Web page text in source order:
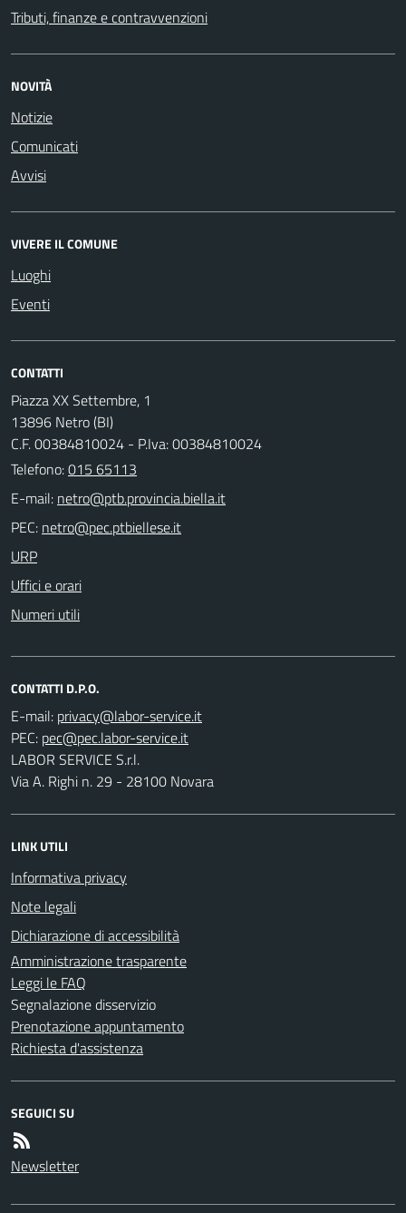
Tributi, finanze e contravvenzioni
NOVITÀ
Notizie
Comunicati
Avvisi
VIVERE IL COMUNE
Luoghi
Eventi
CONTATTI
Piazza XX Settembre, 1
13896 Netro (BI)
C.F. 00384810024 - P.Iva: 00384810024
Telefono:015 65113
E-mail:
PEC:
URP
Uffici e orari
Numeri utili
CONTATTI D.P.O.
E-mail:
PEC:
LABOR SERVICE S.r.l.
Via A. Righi n. 29 - 28100 Novara
LINK UTILI
Informativa privacy
Note legali
Dichiarazione di accessibilità
Amministrazione trasparente
Leggi le FAQ
Segnalazione disservizio
Prenotazione appuntamento
Richiesta d'assistenza
SEGUICI SU
Newsletter